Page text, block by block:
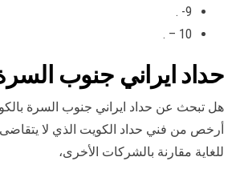
9- .
10 – .
حداد ايراني جنوب
هل تبحث عن حداد ايراني جنوب السرة
أرخص من فني حداد الكويت الذي لا
للغاية مقارنة بالشركات الأخرى،